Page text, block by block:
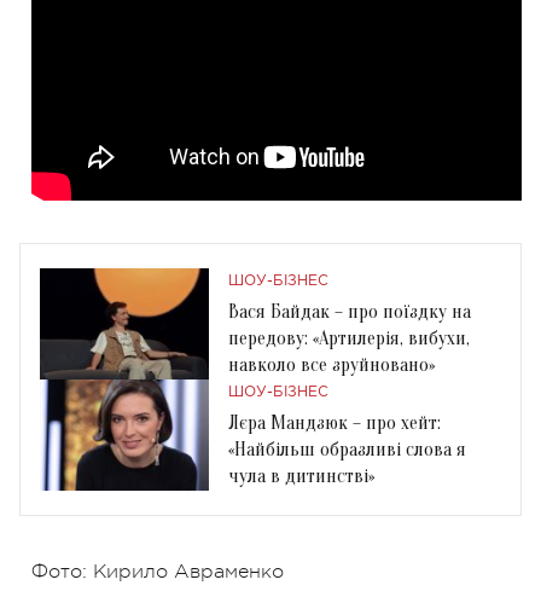
ШОУ-БІЗНЕС
Вася Байдак – про поїздку на
передову: «Артилерія, вибухи,
навколо все зруйновано»
ШОУ-БІЗНЕС
Лєра Мандзюк – про хейт:
«Найбільш образливі слова я
чула в дитинстві»
Фото: Кирило Авраменко